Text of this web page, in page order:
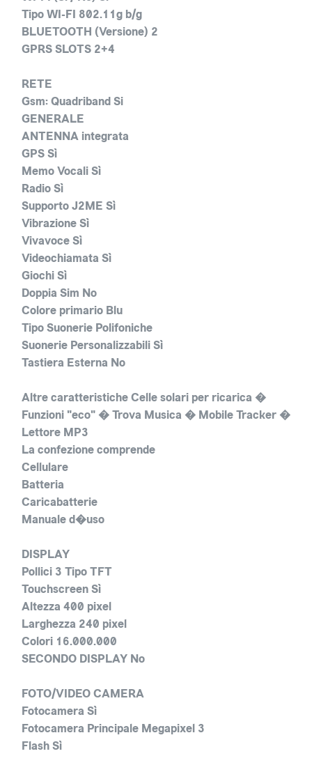
Tipo WI-FI 802.11g b/g
BLUETOOTH (Versione) 2
GPRS SLOTS 2+4
RETE
Gsm: Quadriband Si
GENERALE
ANTENNA integrata
GPS Sì
Memo Vocali Sì
Radio Sì
Supporto J2ME Sì
Vibrazione Sì
Vivavoce Sì
Videochiamata Sì
Giochi Sì
Doppia Sim No
Colore primario Blu
Tipo Suonerie Polifoniche
Suonerie Personalizzabili Sì
Tastiera Esterna No
Altre caratteristiche Celle solari per ricarica �
Funzioni "eco" � Trova Musica � Mobile Tracker �
Lettore MP3
La confezione comprende
Cellulare
Batteria
Caricabatterie
Manuale d�uso
DISPLAY
Pollici 3 Tipo TFT
Touchscreen Sì
Altezza 400 pixel
Larghezza 240 pixel
Colori 16.000.000
SECONDO DISPLAY No
FOTO/VIDEO CAMERA
Fotocamera Sì
Fotocamera Principale Megapixel 3
Flash Sì